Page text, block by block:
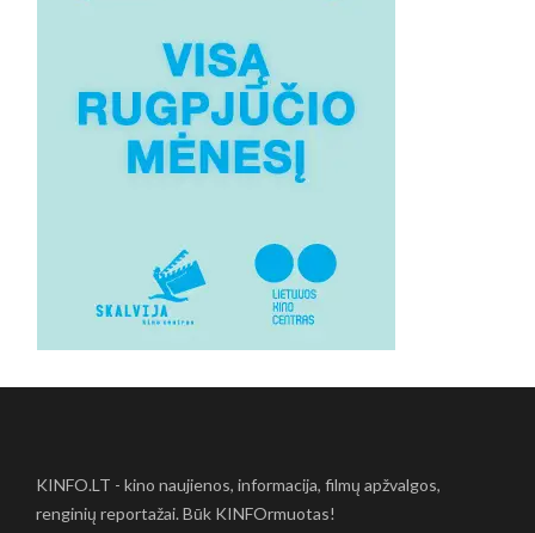
KINFO.LT - kino naujienos, informacija, filmų apžvalgos,
renginių reportažai. Būk KINFOrmuotas!